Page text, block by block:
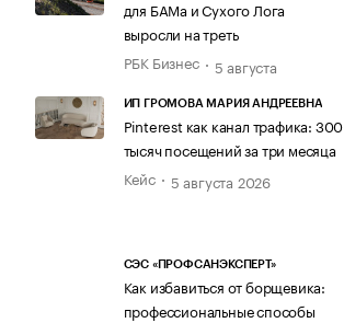
для БАМа и Сухого Лога
выросли на треть
РБК Бизнес
5 августа
ИП ГРОМОВА МАРИЯ АНДРЕЕВНА
Pinterest как канал трафика: 300
тысяч посещений за три месяца
Кейс
5 августа 2026
СЭС «ПРОФСАНЭКСПЕРТ»
Как избавиться от борщевика:
профессиональные способы